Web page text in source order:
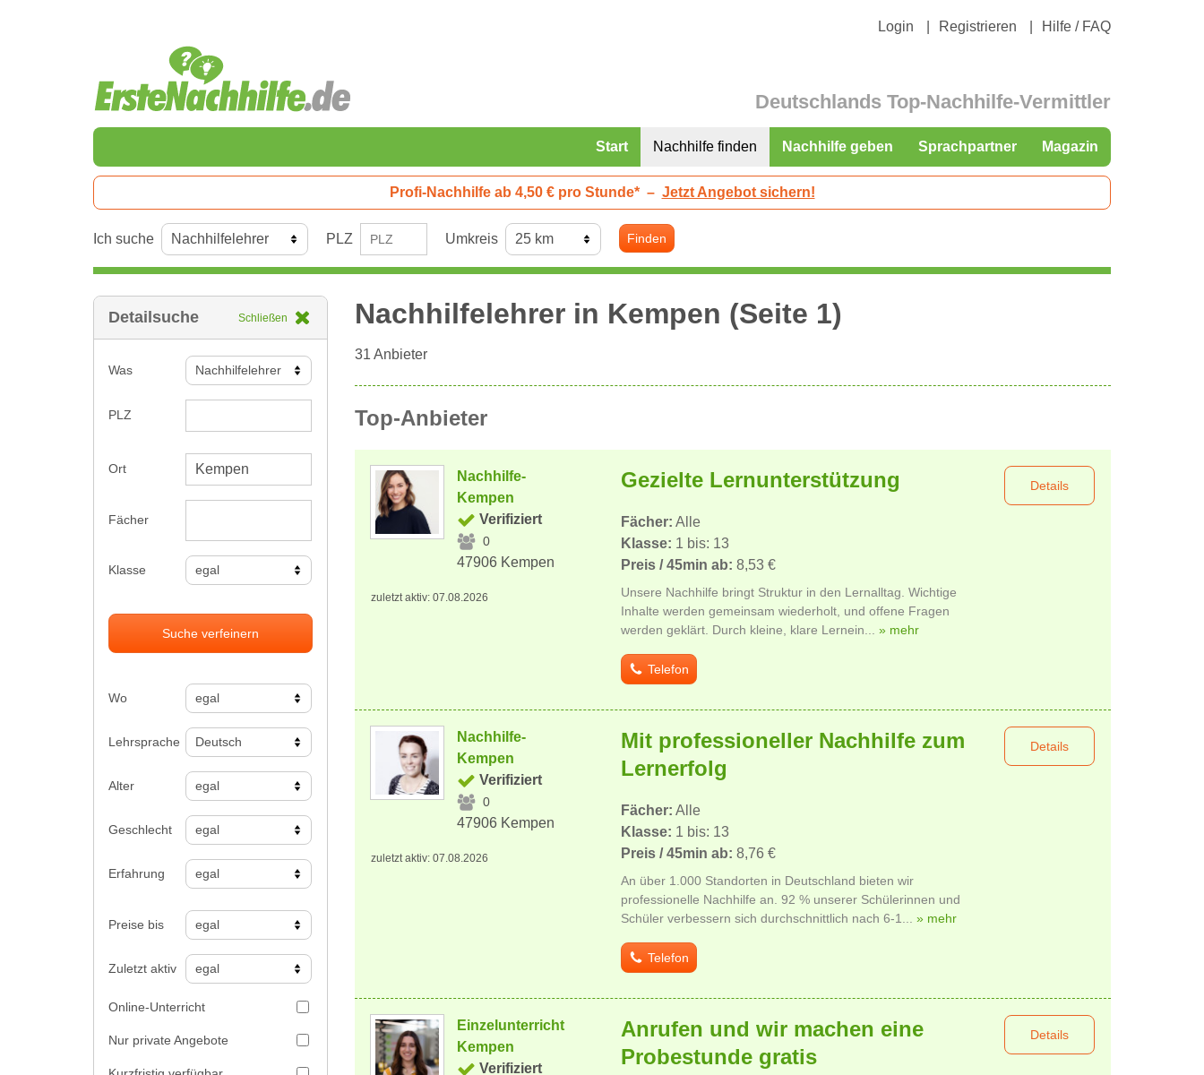
Login Registrieren Hilfe / FAQ
Deutschlands Top-Nachhilfe-Vermittler
Start Nachhilfe finden Nachhilfe geben Sprachpartner Magazin
Profi-Nachhilfe ab 4,50 € pro Stunde* – Jetzt Angebot sichern!
Ich suche PLZ Umkreis Finden
Detailsuche Schließen
Was
PLZ
Ort
Fächer
Klasse
Suche verfeinern
Wo
Lehrsprache
Alter
Geschlecht
Erfahrung
Preise bis
Zuletzt aktiv
Online-Unterricht
Nur private Angebote
Nachhilfelehrer in Kempen (Seite 1)
31 Anbieter
Top-Anbieter
Nachhilfe-
Kempen
Verifiziert
0
47906 Kempen
zuletzt aktiv: 07.08.2026
Gezielte Lernunterstützung
Fächer: Alle
Klasse: 1 bis: 13
Preis / 45min ab: 8,53 €
Unsere Nachhilfe bringt Struktur in den Lernalltag. Wichtige
Inhalte werden gemeinsam wiederholt, und offene Fragen
werden geklärt. Durch kleine, klare Lernein... » mehr
Details
Telefon
Nachhilfe-
Kempen
Verifiziert
0
47906 Kempen
zuletzt aktiv: 07.08.2026
Mit professioneller Nachhilfe zum
Lernerfolg
Fächer: Alle
Klasse: 1 bis: 13
Preis / 45min ab: 8,76 €
An über 1.000 Standorten in Deutschland bieten wir
professionelle Nachhilfe an. 92 % unserer Schülerinnen und
Schüler verbessern sich durchschnittlich nach 6-1... » mehr
Details
Telefon
Einzelunterricht
Kempen
Verifiziert
Anrufen und wir machen eine
Probestunde gratis
Details